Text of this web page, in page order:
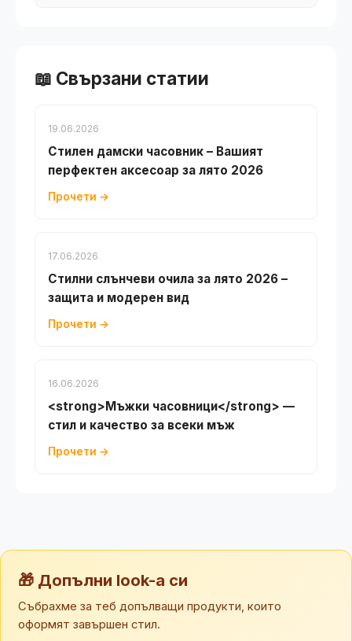
📖 Свързани статии
19.06.2026
Стилен дамски часовник – Вашият
перфектен аксесоар за лято 2026
Прочети →
17.06.2026
Стилни слънчеви очила за лято 2026 –
защита и модерен вид
Прочети →
16.06.2026
<strong>Мъжки часовници</strong> —
стил и качество за всеки мъж
Прочети →
🎁 Допълни look-а си
Събрахме за теб допълващи продукти, които
оформят завършен стил.